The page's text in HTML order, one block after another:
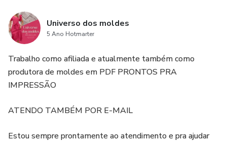
Universo dos moldes
5 Ano Hotmarter
Trabalho como afiliada e atualmente também como
produtora de moldes em PDF PRONTOS PRA
IMPRESSÃO
ATENDO TAMBÉM POR E-MAIL
Estou sempre prontamente ao atendimento e pra ajudar